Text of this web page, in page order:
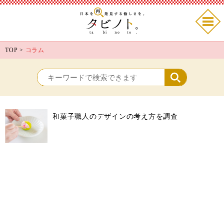
TOP > コラム
和菓子職人のデザインの考え方を調査